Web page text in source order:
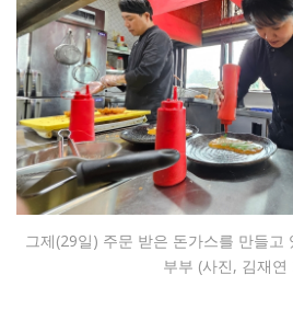
그제(29일) 주문 받은 돈가스를 만들고
부부 (사진, 김재연